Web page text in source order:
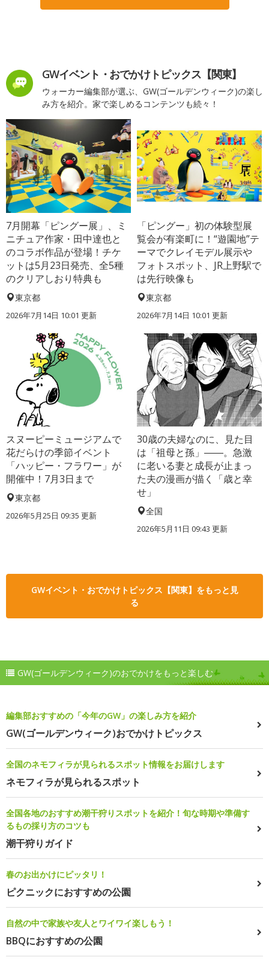
GWイベント・おでかけトピックス【関東】
ウォーカー編集部が選ぶ、GW(ゴールデンウィーク)の楽し
み方を紹介。家で楽しめるコンテンツも続々！
7月開幕「ピングー展」、ミ
ニチュア作家・田中達也と
のコラボ作品が登場！チケ
ットは5月23日発売、全5種
のクリアしおり特典も
東京都
2026年7月14日 10:01 更新
「ピングー」初の体験型展
覧会が有楽町に！“遊園地”テ
ーマでクレイモデル展示や
フォトスポット、JR上野駅で
は先行映像も
東京都
2026年7月14日 10:01 更新
スヌーピーミュージアムで
花だらけの季節イベント
「ハッピー・フラワー」が
開催中！7月3日まで
東京都
2026年5月25日 09:35 更新
30歳の夫婦なのに、見た目
は「祖母と孫」――。急激
に老いる妻と成長が止まっ
た夫の漫画が描く「歳と幸
せ」
全国
2026年5月11日 09:43 更新
GWイベント・おでかけトピックス【関東】をもっと見
る
GW(ゴールデンウィーク)のおでかけをもっと楽しむ
編集部おすすめの「今年のGW」の楽しみ方を紹介
GW(ゴールデンウィーク)おでかけトピックス
全国のネモフィラが見られるスポット情報をお届けします
ネモフィラが見られるスポット
全国各地のおすすめ潮干狩りスポットを紹介！旬な時期や準備す
るもの採り方のコツも
潮干狩りガイド
春のお出かけにピッタリ！
ピクニックにおすすめの公園
自然の中で家族や友人とワイワイ楽しもう！
BBQにおすすめの公園